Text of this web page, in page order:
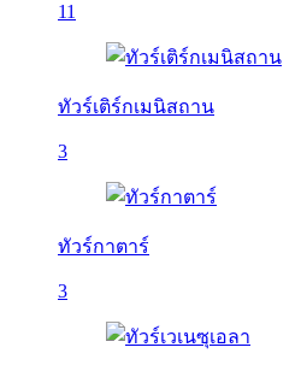
11
ทัวร์เติร์กเมนิสถาน
3
ทัวร์กาตาร์
3